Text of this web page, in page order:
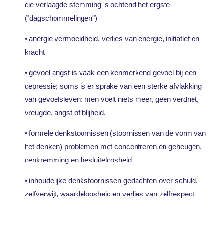
die verlaagde stemming 's ochtend het ergste
("dagschommelingen")
• anergie vermoeidheid, verlies van energie, initiatief en
kracht
• gevoel angst is vaak een kenmerkend gevoel bij een
depressie; soms is er sprake van een sterke afvlakking
van gevoelsleven: men voelt niets meer, geen verdriet,
vreugde, angst of blijheid.
• formele denkstoornissen (stoornissen van de vorm van
het denken) problemen met concentreren en geheugen,
denkremming en besluiteloosheid
• inhoudelijke denkstoornissen gedachten over schuld,
zelfverwijt, waardeloosheid en verlies van zelfrespect